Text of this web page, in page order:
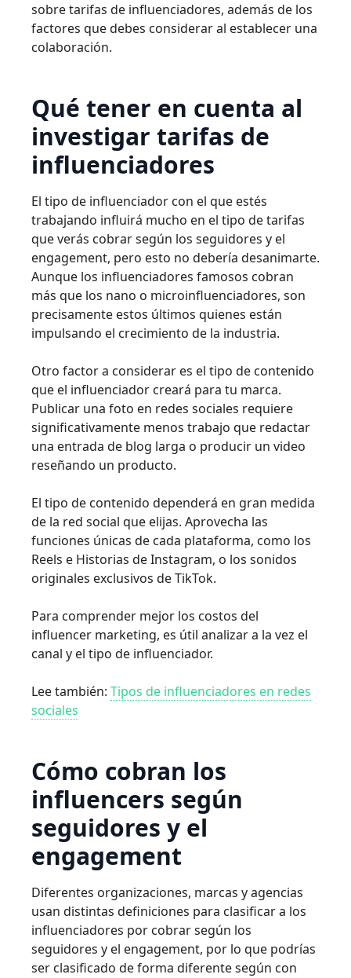
sobre tarifas de influenciadores, además de los
factores que debes considerar al establecer una
colaboración.
Qué tener en cuenta al
investigar tarifas de
influenciadores
El tipo de influenciador con el que estés
trabajando influirá mucho en el tipo de tarifas
que verás cobrar según los seguidores y el
engagement, pero esto no debería desanimarte.
Aunque los influenciadores famosos cobran
más que los nano o microinfluenciadores, son
precisamente estos últimos quienes están
impulsando el crecimiento de la industria.
Otro factor a considerar es el tipo de contenido
que el influenciador creará para tu marca.
Publicar una foto en redes sociales requiere
significativamente menos trabajo que redactar
una entrada de blog larga o producir un video
reseñando un producto.
El tipo de contenido dependerá en gran medida
de la red social que elijas. Aprovecha las
funciones únicas de cada plataforma, como los
Reels e Historias de Instagram, o los sonidos
originales exclusivos de TikTok.
Para comprender mejor los costos del
influencer marketing, es útil analizar a la vez el
canal y el tipo de influenciador.
Lee también: Tipos de influenciadores en redes
sociales
Cómo cobran los
influencers según
seguidores y el
engagement
Diferentes organizaciones, marcas y agencias
usan distintas definiciones para clasificar a los
influenciadores por cobrar según los
seguidores y el engagement, por lo que podrías
ser clasificado de forma diferente según con